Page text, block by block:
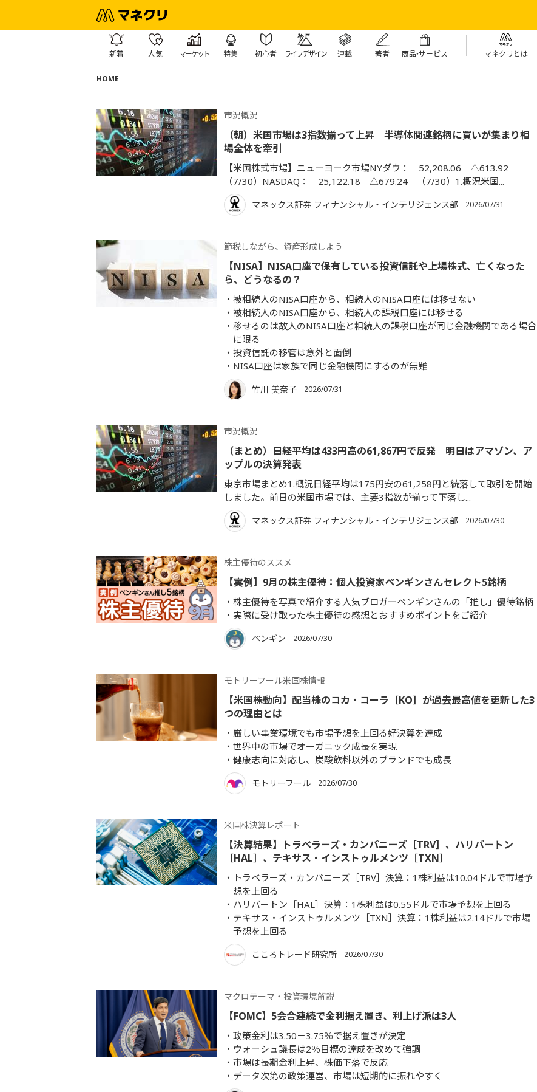
新着 人気 マーケット 特集 初心者 ライフデザイン 連載 著者 商品・サービス マネクリとは
HOME
市況概況
（朝）米国市場は3指数揃って上昇 半導体関連銘柄に買いが集まり相
場全体を牽引
【米国株式市場】ニューヨーク市場NYダウ： 52,208.06 △613.92
（7/30）NASDAQ： 25,122.18 △679.24 （7/30）1.概況米国...
マネックス証券 フィナンシャル・インテリジェンス部 2026/07/31
節税しながら、資産形成しよう
【NISA】NISA口座で保有している投資信託や上場株式、亡くなった
ら、どうなるの？
被相続人のNISA口座から、相続人のNISA口座には移せない
被相続人のNISA口座から、相続人の課税口座には移せる
移せるのは故人のNISA口座と相続人の課税口座が同じ金融機関である場合
に限る
投資信託の移管は意外と面倒
NISA口座は家族で同じ金融機関にするのが無難
竹川 美奈子 2026/07/31
市況概況
（まとめ）日経平均は433円高の61,867円で反発 明日はアマゾン、ア
ップルの決算発表
東京市場まとめ1.概況日経平均は175円安の61,258円と続落して取引を開始
しました。前日の米国市場では、主要3指数が揃って下落し...
マネックス証券 フィナンシャル・インテリジェンス部 2026/07/30
株主優待のススメ
【実例】9月の株主優待：個人投資家ペンギンさんセレクト5銘柄
株主優待を写真で紹介する人気ブロガーペンギンさんの「推し」優待銘柄
実際に受け取った株主優待の感想とおすすめポイントをご紹介
ペンギン 2026/07/30
モトリーフール米国株情報
【米国株動向】配当株のコカ・コーラ［KO］が過去最高値を更新した3
つの理由とは
厳しい事業環境でも市場予想を上回る好決算を達成
世界中の市場でオーガニック成長を実現
健康志向に対応し、炭酸飲料以外のブランドでも成長
モトリーフール 2026/07/30
米国株決算レポート
【決算結果】トラベラーズ・カンパニーズ［TRV］、ハリバートン
［HAL］、テキサス・インストゥルメンツ［TXN］
トラベラーズ・カンパニーズ［TRV］決算：1株利益は10.04ドルで市場予
想を上回る
ハリバートン［HAL］決算：1株利益は0.55ドルで市場予想を上回る
テキサス・インストゥルメンツ［TXN］決算：1株利益は2.14ドルで市場
予想を上回る
こころトレード研究所 2026/07/30
マクロテーマ・投資環境解説
【FOMC】5会合連続で金利据え置き、利上げ派は3人
政策金利は3.50－3.75％で据え置きが決定
ウォーシュ議長は2％目標の達成を改めて強調
市場は長期金利上昇、株価下落で反応
データ次第の政策運営、市場は短期的に振れやすく